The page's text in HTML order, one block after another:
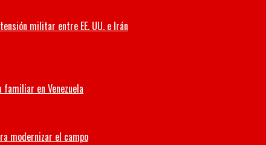
militar entre EE. UU. e Irán
en Venezuela
modernizar el campo